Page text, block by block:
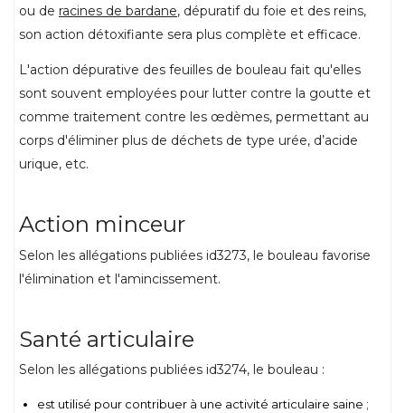
ou de racines de bardane, dépuratif du foie et des reins,
son action détoxifiante sera plus complète et efficace.
L'action dépurative des feuilles de bouleau fait qu'elles
sont souvent employées pour lutter contre la goutte et
comme traitement contre les œdèmes, permettant au
corps d'éliminer plus de déchets de type urée, d’acide
urique, etc.
Action minceur
Selon les allégations publiées id3273, le bouleau favorise
l'élimination et l'amincissement.
Santé articulaire
Selon les allégations publiées id3274, le bouleau :
est utilisé pour contribuer à une activité articulaire saine ;